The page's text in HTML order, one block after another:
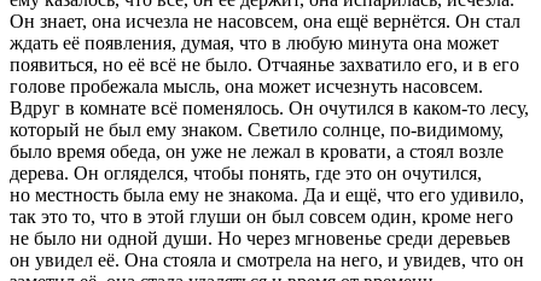
Он знает, она исчезла не насовсем, она ещё вернётся. Он стал
ждать её появления, думая, что в любую минута она может
появиться, но её всё не было. Отчаянье захватило его, и в его
голове пробежала мысль, она может исчезнуть насовсем.
Вдруг в комнате всё поменялось. Он очутился в каком-то лесу,
который не был ему знаком. Светило солнце, по-видимому,
было время обеда, он уже не лежал в кровати, а стоял возле
дерева. Он огляделся, чтобы понять, где это он очутился,
но местность была ему не знакома. Да и ещё, что его удивило,
так это то, что в этой глуши он был совсем один, кроме него
не было ни одной души. Но через мгновенье среди деревьев
он увидел её. Она стояла и смотрела на него, и увидев, что он